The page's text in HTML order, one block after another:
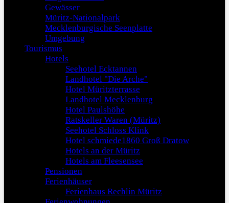
Gewässer
Müritz-Nationalpark
Mecklenburgische Seenplatte
Umgebung
Tourismus
Hotels
Seehotel Ecktannen
Landhotel "Die Arche"
Hotel Müritzterrasse
Landhotel Mecklenburg
Hotel Paulshöhe
Ratskeller Waren (Müritz)
Seehotel Schloss Klink
Hotel schmiede1860 Groß Dratow
Hotels an der Müritz
Hotels am Fleesensee
Pensionen
Ferienhäuser
Ferienhaus Rechlin Müritz